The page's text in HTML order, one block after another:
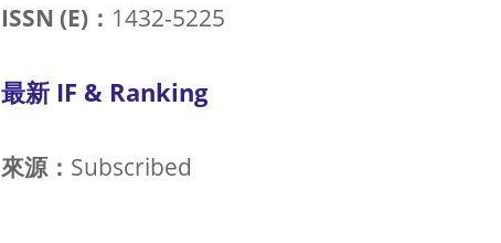
ISSN (E)： 1432-5225
最新 IF & Ranking
來源： Subscribed